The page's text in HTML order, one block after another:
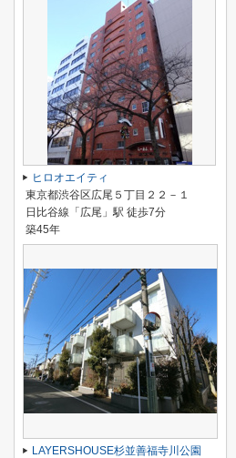
ヒロオエイティ
東京都渋谷区広尾５丁目２２－１
日比谷線「広尾」駅 徒歩7分
築45年
LAYERSHOUSE杉並善福寺川公園